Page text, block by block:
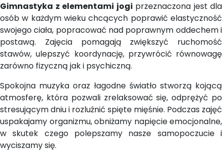
Gimnastyka z elementami jogi przeznaczona jest dla
osób w każdym wieku chcących poprawić elastyczność
swojego ciała, popracować nad poprawnym oddechem i
postawą. Zajęcia pomagają zwiększyć ruchomość
stawów, ulepszyć koordynację, przywrócić równowagę
zarówno fizyczną jak i psychiczną.
Spokojna muzyka oraz łagodne światło stworzą kojącą
atmosferę, która pozwali zrelaksować się, odprężyć po
stresującym dniu i rozluźnić spięte mięśnie. Podczas zajęć
uspakajamy organizmu, obniżamy napięcie emocjonalne,
w skutek czego polepszamy nasze samopoczucie i
wyciszamy się.